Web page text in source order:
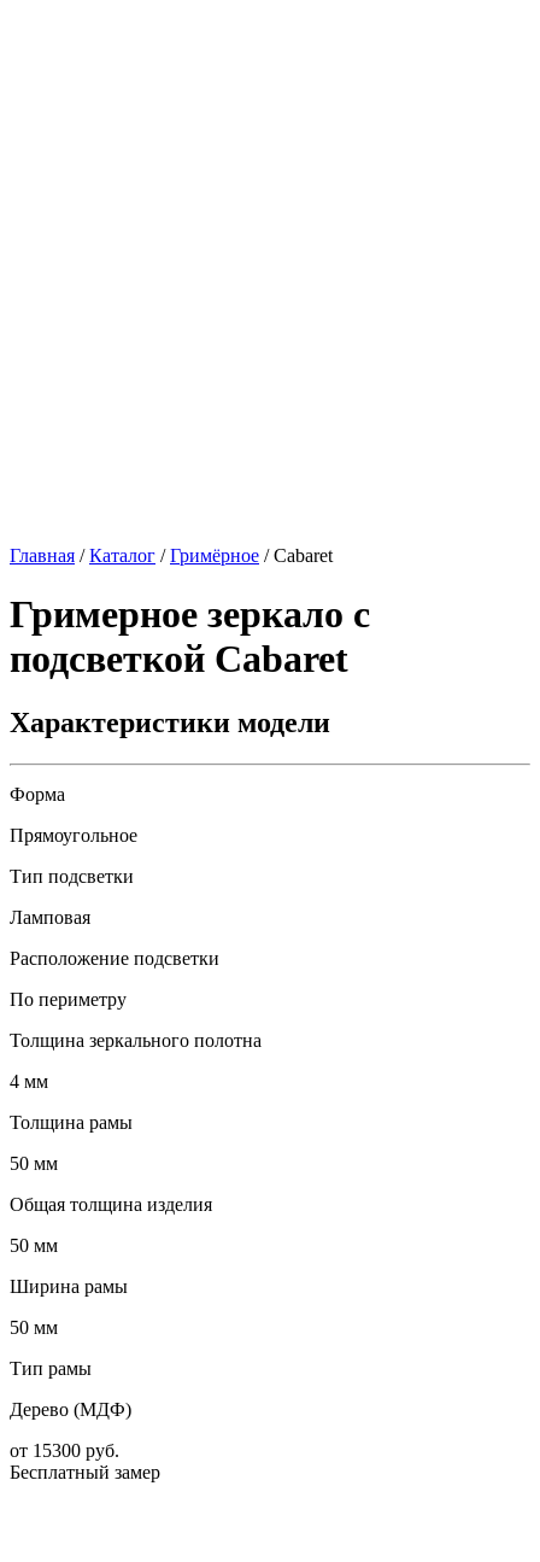
Главная /Каталог /Гримёрное /Cabaret
Гримерное зеркало с
подсветкой Cabaret
Характеристики модели
Форма
Прямоугольное
Тип подсветки
Ламповая
Расположение подсветки
По периметру
Толщина зеркального полотна
4 мм
Толщина рамы
50 мм
Общая толщина изделия
50 мм
Ширина рамы
50 мм
Тип рамы
Дерево (МДФ)
от 15300 руб.
Бесплатный замер